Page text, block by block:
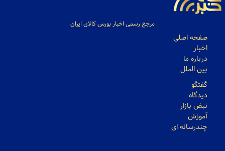
مرجع رسمی اخبار بورس کالای ایران
صفحه اصلی
اخبار
درباره ما
بین الملل
گفتگو
دیدگاه
نبض بازار
آموزش
چندرسانه ای